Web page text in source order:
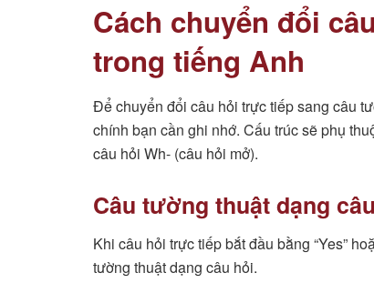
Cách chuyển đổi
trong tiếng Anh
Để chuyển đổi câu hỏi trực tiếp sang câu
chính bạn cần ghi nhớ. Cấu trúc sẽ phụ
câu hỏi Wh- (câu hỏi mở).
Câu tường thuật dạng
Khi câu hỏi trực tiếp bắt đầu bằng “Yes”
tường thuật dạng câu hỏi.